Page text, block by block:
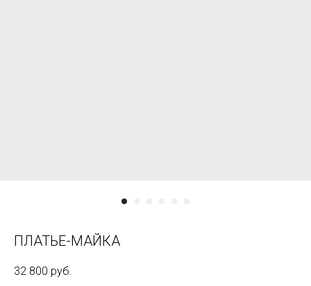
ПЛАТЬЕ-МАЙКА
32 800 руб.